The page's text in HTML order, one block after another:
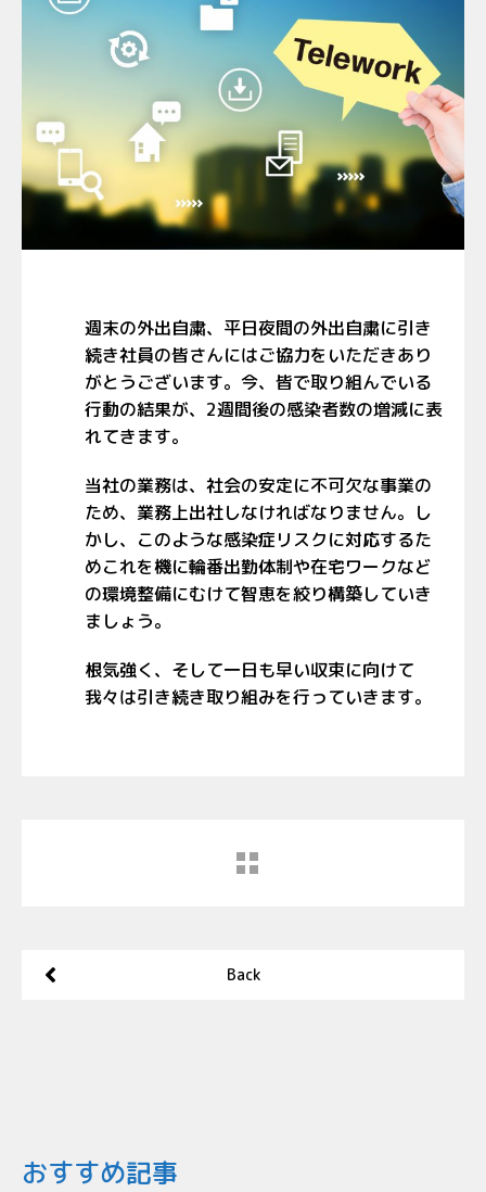
週末の外出自粛、平日夜間の外出自粛に引き
続き社員の皆さんにはご協力をいただきあり
がとうございます。今、皆で取り組んでいる
行動の結果が、2週間後の感染者数の増減に表
れてきます。
当社の業務は、社会の安定に不可欠な事業の
ため、業務上出社しなければなりません。し
かし、このような感染症リスクに対応するた
めこれを機に輪番出勤体制や在宅ワークなど
の環境整備にむけて智恵を絞り構築していき
ましょう。
根気強く、そして一日も早い収束に向けて
我々は引き続き取り組みを行っていきます。
Back
おすすめ記事